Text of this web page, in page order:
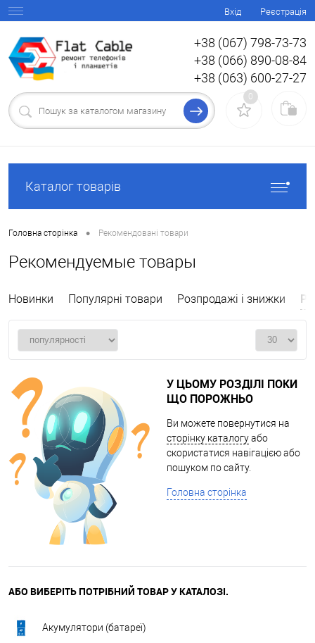
Вхід Реєстрація
+38 (067) 798-73-73
+38 (066) 890-08-84
+38 (063) 600-27-27
0
Каталог товарів
Головна сторінка • Рекомендовані товари
Рекомендуемые товары
Новинки Популярні товари Розпродажі і знижки
У ЦЬОМУ РОЗДІЛІ ПОКИ
ЩО ПОРОЖНЬО
Ви можете повернутися на
сторінку каталогуабо
скористатися навігацією або
пошуком по сайту.
Головна сторінка
АБО ВИБЕРІТЬ ПОТРІБНИЙ ТОВАР У КАТАЛОЗІ.
Акумулятори (батареї)